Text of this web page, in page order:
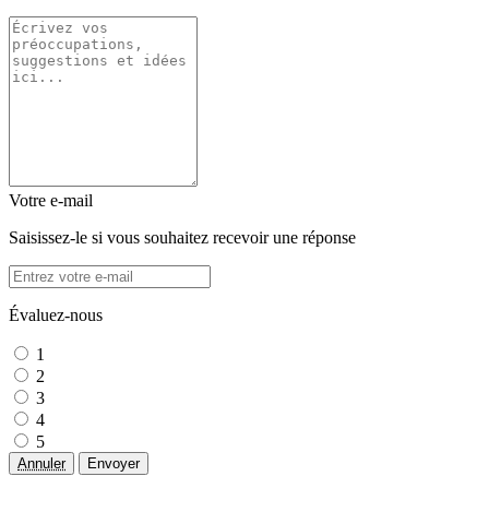
Votre e-mail
Saisissez-le si vous souhaitez recevoir une réponse
Évaluez-nous
1
2
3
4
5
Annuler Envoyer